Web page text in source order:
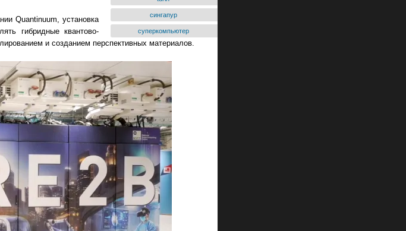
сингапур
суперкомпьютер
Quantinuum, установка
гибридные квантово-
и созданием перспективных материалов.